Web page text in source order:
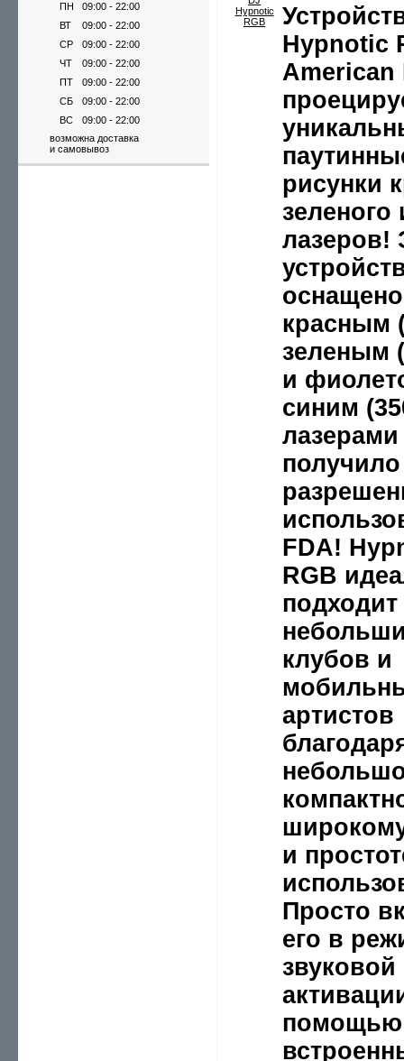
ПН
09:00 - 22:00
ВТ
09:00 - 22:00
СР
09:00 - 22:00
ЧТ
09:00 - 22:00
ПТ
09:00 - 22:00
СБ
09:00 - 22:00
ВС
09:00 - 22:00
возможна доставка
и самовывоз
Hypnotic
American
рисунки
зеленого
лазеров!
оснащено
красным
зеленым
и
синим
получило
FDA!
RGB
клубов и
артистов
и
Просто
его в
звуковой
помощью